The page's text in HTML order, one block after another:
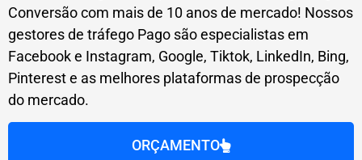
Conversão com mais de 10 anos de mercado! Nossos
gestores de tráfego Pago são especialistas em
Facebook e Instagram, Google, Tiktok, LinkedIn, Bing,
Pinterest e as melhores plataformas de prospecção
do mercado.
ORÇAMENTO